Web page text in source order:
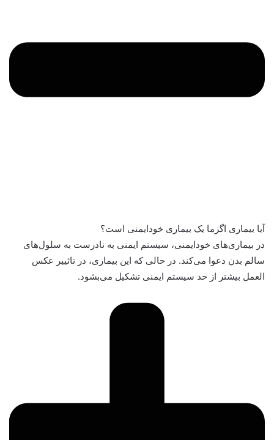
آیا بیماری اگزما یک بیماری خودایمنی است؟
در بیماری‌های خودایمنی، سیستم ایمنی به نادرست به سلول‌های
سالم بدن دعوا می‌کند. در حالی که این بیماری، در تاثییر عکس
العمل بیشتر از حد سیستم ایمنی تشکیل می‌بشود.